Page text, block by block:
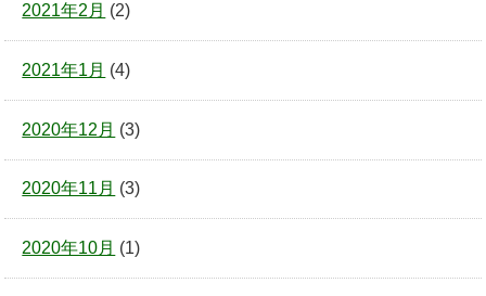
2021年2月 (2)
2021年1月 (4)
2020年12月 (3)
2020年11月 (3)
2020年10月 (1)